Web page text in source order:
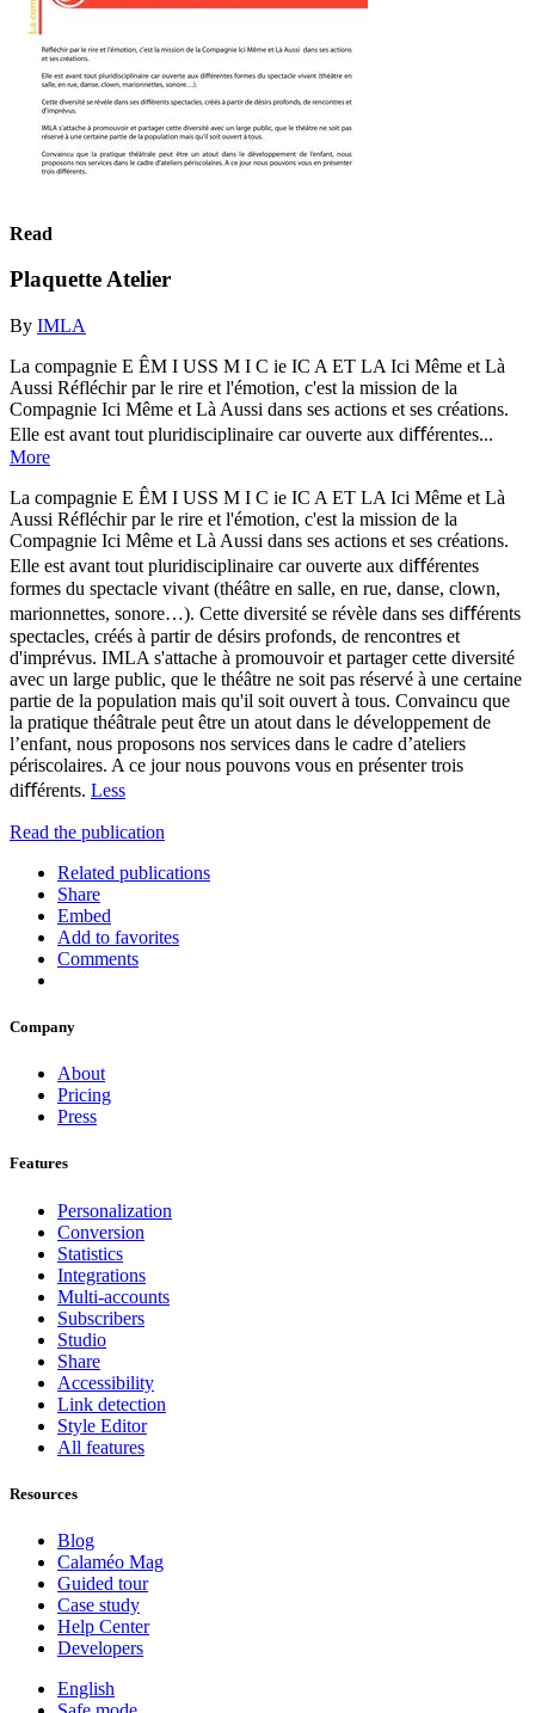
Read
Plaquette Atelier
By IMLA
La compagnie E ÊM I USS M I C ie IC A ET LA Ici Même et Là
Aussi Réfléchir par le rire et l'émotion, c'est la mission de la
Compagnie Ici Même et Là Aussi dans ses actions et ses créations.
Elle est avant tout pluridisciplinaire car ouverte aux diﬀérentes...
More
La compagnie E ÊM I USS M I C ie IC A ET LA Ici Même et Là
Aussi Réfléchir par le rire et l'émotion, c'est la mission de la
Compagnie Ici Même et Là Aussi dans ses actions et ses créations.
Elle est avant tout pluridisciplinaire car ouverte aux diﬀérentes
formes du spectacle vivant (théâtre en salle, en rue, danse, clown,
marionnettes, sonore…). Cette diversité se révèle dans ses diﬀérents
spectacles, créés à partir de désirs profonds, de rencontres et
d'imprévus. IMLA s'attache à promouvoir et partager cette diversité
avec un large public, que le théâtre ne soit pas réservé à une certaine
partie de la population mais qu'il soit ouvert à tous. Convaincu que
la pratique théâtrale peut être un atout dans le développement de
l’enfant, nous proposons nos services dans le cadre d’ateliers
périscolaires. A ce jour nous pouvons vous en présenter trois
diﬀérents. Less
Read the publication
Related publications
Share
Embed
Add to favorites
Comments
Company
About
Pricing
Press
Features
Personalization
Conversion
Statistics
Integrations
Multi-accounts
Subscribers
Studio
Share
Accessibility
Link detection
Style Editor
All features
Resources
Blog
Calaméo Mag
Guided tour
Case study
Help Center
Developers
English